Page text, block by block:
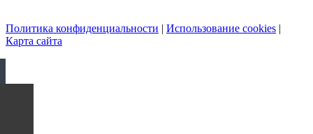
Политика конфиденциальности | Использование cookies |
Карта сайта